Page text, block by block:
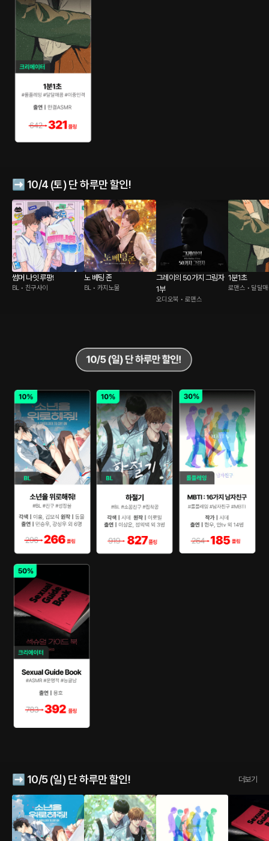
➡️ 10/4 (토) 단 하루만 할인!
썸머 나잇 루팡!
BL • 친구사이
노 베팅 존
BL • 카지노물
그레이의 50가지 그림자
1부
오디오북 • 로맨스
1분1초
로맨스 • 달달
➡️ 10/5 (일) 단 하루만 할인! 더보기